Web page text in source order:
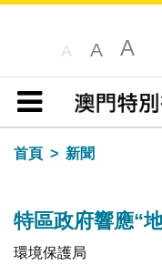
A A A
目錄
首頁
新聞
特區政府響應“
環境保護局